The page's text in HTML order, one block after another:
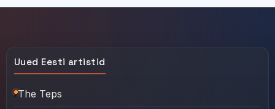
Uued Eesti artistid
The Teps